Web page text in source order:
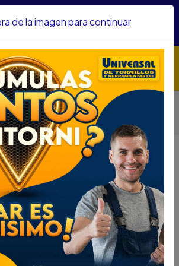
un KIT PARRILLERO por compras
Herramienta Manual
Kits De Herramientas
MADERA 7PZAS GBA07U
UYUSTOOLS MADERA
UYUSTOOLS
GBA07U
de la imagen para continuar